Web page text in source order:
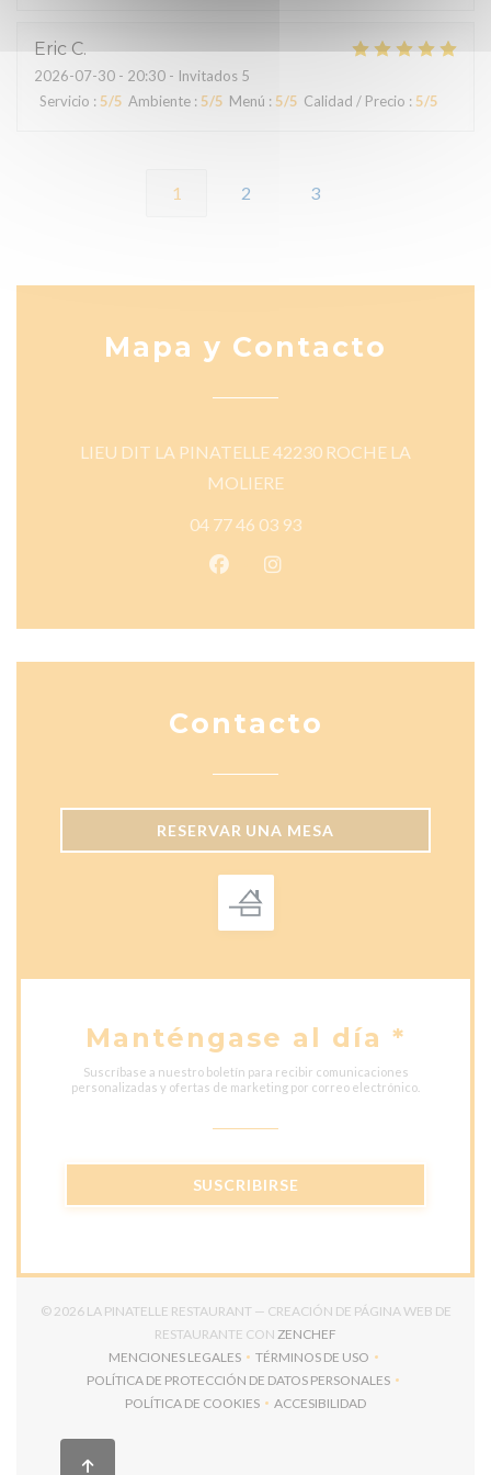
Eric C
2026-07-30 - 20:30 - Invitados 5
Servicio : 5/5 Ambiente : 5/5 Menú : 5/5 Calidad / Precio : 5/5
1 2 3
Mapa y Contacto
LIEU DIT LA PINATELLE 42230 ROCHE LA
MOLIERE((abre en una nueva
04 77 46 03 93
Facebook ((abre en una nueva
Instagram ((abre en una
Contacto
RESERVAR UNA MESA
Manténgase al día *
Suscríbase a nuestro boletín para recibir comunicaciones
personalizadas y ofertas de marketing por correo electrónico.
SUSCRIBIRSE
© 2026 LA PINATELLE RESTAURANT — CREACIÓN DE PÁGINA WEB DE
RESTAURANTE CON ZENCHEF
MENCIONES LEGALES
((ABRE EN UNA NUEVA VENTANA))
TÉRMINOS DE USO
((ABRE EN UNA NUEVA
POLÍTICA DE PROTECCIÓN DE DATOS PERSONALES
((ABRE EN UNA NUEVA VENTANA))
POLÍTICA DE COOKIES
((ABRE EN UNA NUEVA VENTANA))
ACCESIBILIDAD
((ABRE EN UNA NUEVA